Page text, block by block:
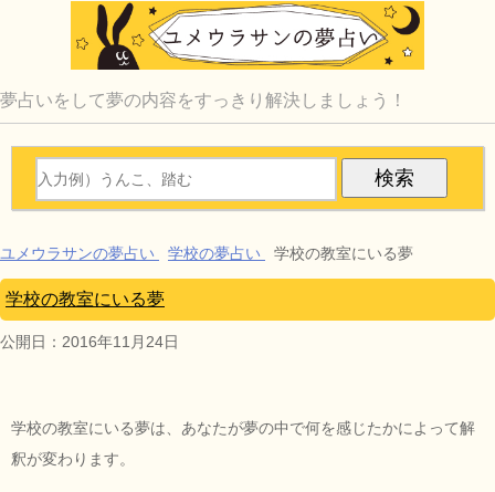
夢占いをして夢の内容をすっきり解決しましょう！
ユメウラサンの夢占い 学校の夢占い 学校の教室にいる夢
学校の教室にいる夢
公開日： 2016年11月24日
学校の教室にいる夢は、あなたが夢の中で何を感じたかによって解
釈が変わります。